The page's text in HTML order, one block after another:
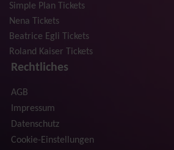
Simple Plan Tickets
Nena Tickets
Beatrice Egli Tickets
Roland Kaiser Tickets
Rechtliches
AGB
Impressum
Datenschutz
Cookie-Einstellungen